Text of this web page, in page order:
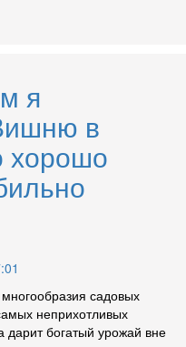
я
в
хорошо
садовых
неприхотливых
дарит богатый урожай вне